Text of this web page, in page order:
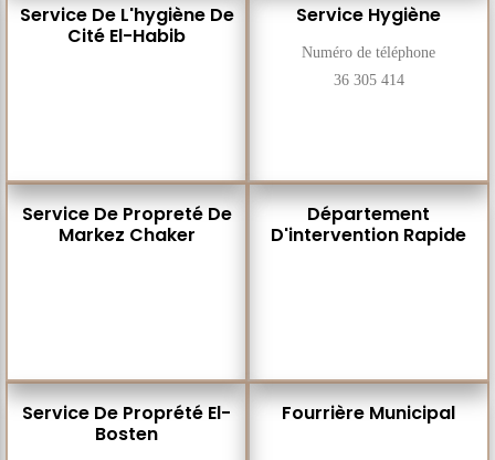
Service Hygiène
Numéro de téléphone
36 305 414
Service De L'hygiène De
Cité El-Habib
Département
D'intervention Rapide
Service De Propreté De
Markez Chaker
Fourrière Municipal
Service De Proprété El-
Bosten